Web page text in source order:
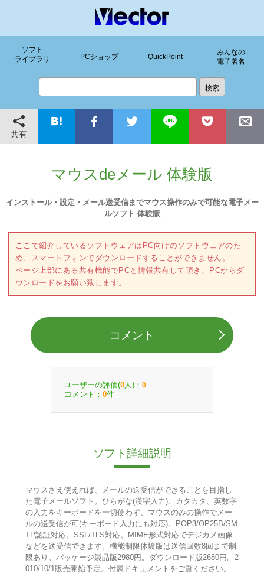
ソフト
ライブラリ
PCショップ QuickPoint
みんなの
電子署名
共有
マウスdeメール 体験版
インストール・設定・メール送受信までマウス操作のみで可能な電子メー
ルソフト 体験版
ここで紹介しているソフトウェアはPC向けのソフトウェアのた
め、スマートフォンでダウンロードすることができません。
ページ上部にある共有機能でPCと情報共有して頂き、PCからダ
ウンロードをお願い致します。
コメント
ユーザーの評価(0 人)： 0
コメント： 0件
ソフト詳細説明
マウスさえ使えれば、メールの送受信ができることを目指し
た電子メールソフト。ひらがな(漢字入力)、カタカタ、英数字
の入力をキーボードを一切使わず、マウスのみの操作でメー
ルの送受信が可(キーボード入力にも対応)。POP3/OP25B/SM
TP認証対応。SSL/TLS対応。MIME形式対応でデジカメ画像
などを送受信できます。機能制限体験版は送信回数8回まで制
限あり。パッケージ製品版2980円。ダウンロード版2680円。2
010/10/1販売開始予定。付属ドキュメントをご覧ください。